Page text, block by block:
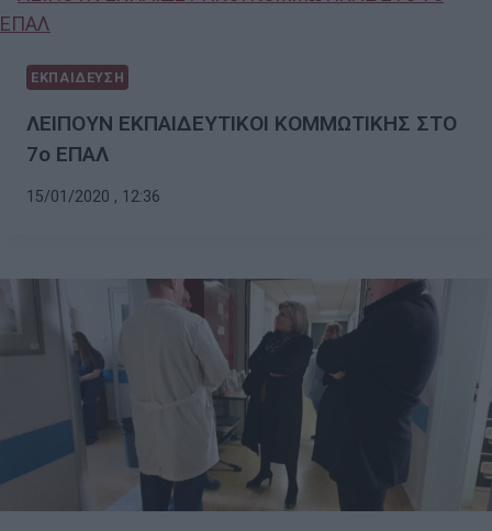
ΕΚΠΑΙΔΕΥΣΗ
ΛΕΙΠΟΥΝ ΕΚΠΑΙΔΕΥΤΙΚΟΙ ΚΟΜΜΩΤΙΚΗΣ ΣΤΟ
7ο ΕΠΑΛ
15/01/2020 , 12:36